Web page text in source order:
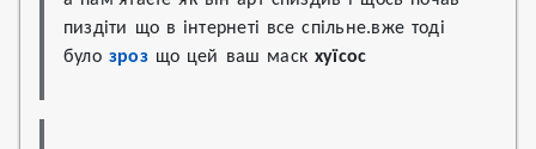
пиздіти що в інтернеті все спільне.вже тоді
було зроз що цей ваш маск хуїсос